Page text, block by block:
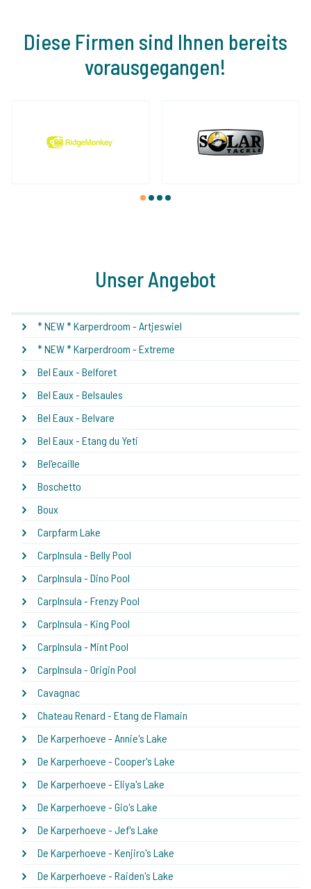
Diese Firmen sind Ihnen bereits
vorausgegangen!
1 2 3 4
Unser Angebot
* NEW * Karperdroom - Artjeswiel
* NEW * Karperdroom - Extreme
Bel Eaux - Belforet
Bel Eaux - Belsaules
Bel Eaux - Belvare
Bel Eaux - Etang du Yeti
Bel'ecaille
Boschetto
Boux
Carpfarm Lake
CarpInsula - Belly Pool
CarpInsula - Dino Pool
CarpInsula - Frenzy Pool
CarpInsula - King Pool
CarpInsula - Mint Pool
CarpInsula - Origin Pool
Cavagnac
Chateau Renard - Etang de Flamain
De Karperhoeve - Annie's Lake
De Karperhoeve - Cooper's Lake
De Karperhoeve - Eliya's Lake
De Karperhoeve - Gio's Lake
De Karperhoeve - Jef's Lake
De Karperhoeve - Kenjiro's Lake
De Karperhoeve - Raiden's Lake